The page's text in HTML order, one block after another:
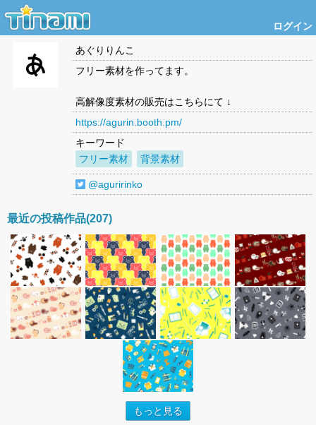
ログイン
あぐりりんこ
フリー素材を作ってます。
高解像度素材の販売はこちらにて ↓
https://agurin.booth.pm/
キーワード
フリー素材
背景素材
@aguririnko
最近の投稿作品(207)
もっと見る